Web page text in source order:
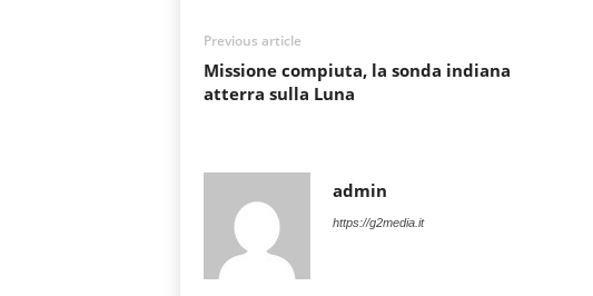
Previous article
Missione compiuta, la sonda indiana
atterra sulla Luna
admin
https://g2media.it